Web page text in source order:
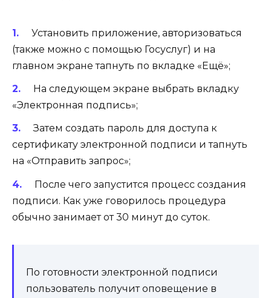
Установить приложение, авторизоваться
(также можно с помощью Госуслуг) и на
главном экране тапнуть по вкладке «Ещё»;
На следующем экране выбрать вкладку
«Электронная подпись»;
Затем создать пароль для доступа к
сертификату электронной подписи и тапнуть
на «Отправить запрос»;
После чего запустится процесс создания
подписи. Как уже говорилось процедура
обычно занимает от 30 минут до суток.
По готовности электронной подписи
пользователь получит оповещение в